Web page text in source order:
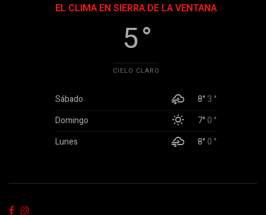
EL CLIMA EN SIERRA DE LA VENTANA
5 °
CIELO CLARO
Sábado 8° 3 °
Domingo
7°0 °
Lunes
8°0 °